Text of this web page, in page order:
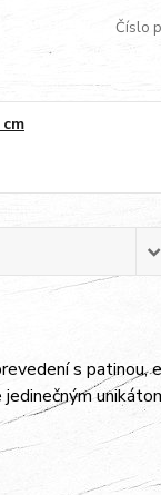
Číslo
s patinou,